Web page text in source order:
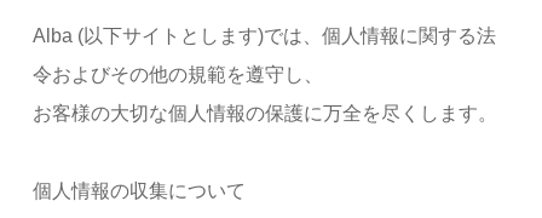
Alba (以下サイトとします)では、個人情報に関する法
令およびその他の規範を遵守し、
お客様の大切な個人情報の保護に万全を尽くします。
個人情報の収集について